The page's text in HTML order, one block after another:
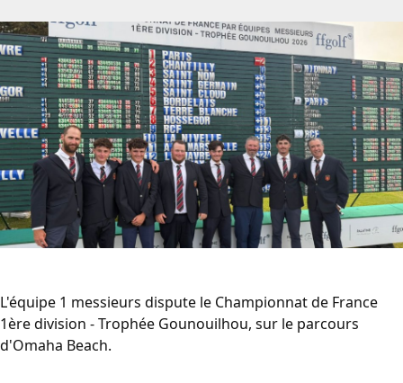
L'équipe 1 messieurs dispute le Championnat de France
1ère division - Trophée Gounouilhou, sur le parcours
d'Omaha Beach.